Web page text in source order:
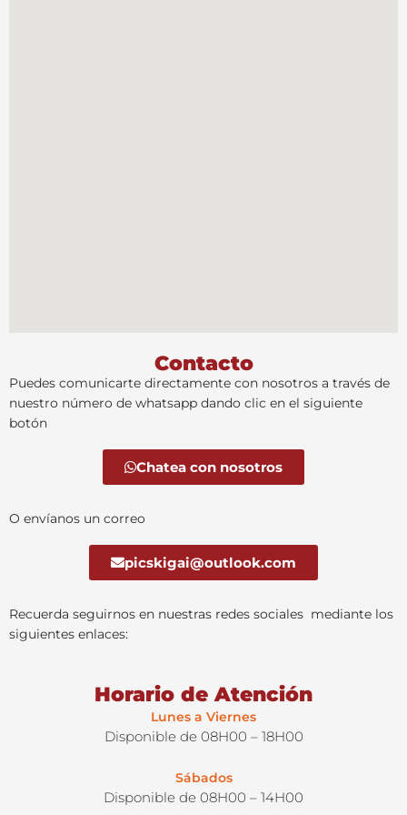
Contacto
Puedes comunicarte directamente con nosotros a través de
nuestro número de whatsapp dando clic en el siguiente
botón
Chatea con nosotros
O envíanos un correo
picskigai@outlook.com
Recuerda seguirnos en nuestras redes sociales mediante los
siguientes enlaces:
Horario de Atención
Lunes a Viernes
Disponible de 08H00 – 18H00
Sábados
Disponible de 08H00 – 14H00